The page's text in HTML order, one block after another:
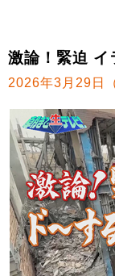
激論！緊迫 イ
2026年3月29日